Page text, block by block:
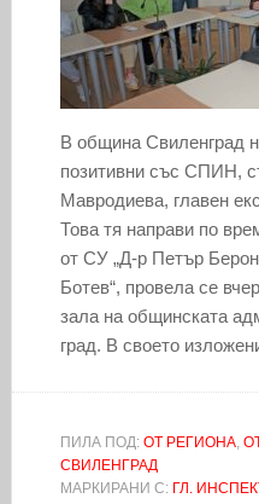
В община Свиленград
позитивни със СПИН,
Мавродиева, главен
Това тя направи по
от СУ „Д-р Петър
Ботев“, провела се
зала на общинската
град. В своето
ПИЛА ПОД: ОТ РЕГИОНА,
СВИЛЕНГРАД
МАРКИРАНИ С: ГЛ.